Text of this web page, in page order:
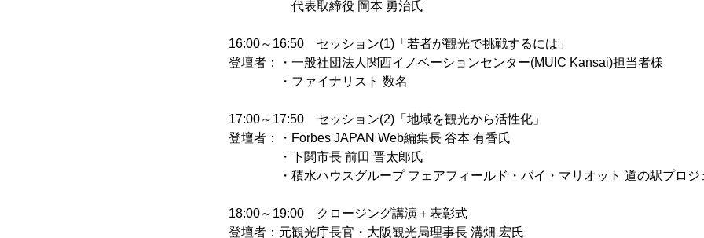
代表取締役 岡本 勇治氏
16:00～16:50 セッション(1)「若者が観光で挑戦するには」
登壇者：・一般社団法人関西イノベーションセンター(MUIC Kansai)担当者様
・ファイナリスト 数名
17:00～17:50 セッション(2)「地域を観光から活性化」
登壇者：・Forbes JAPAN Web編集長 谷本 有香氏
・下関市長 前田 晋太郎氏
・積水ハウスグループ フェアフィールド・バイ・マリオット 道の駅プロジ
18:00～19:00 クロージング講演＋表彰式
登壇者：元観光庁長官・大阪観光局理事長 溝畑 宏氏